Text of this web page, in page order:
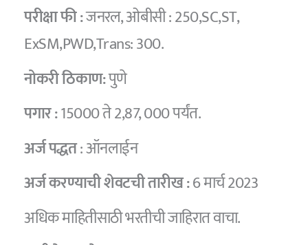
परीक्षा फी :जनरल, ओबीसी : 250,SC,ST,
ExSM,PWD,Trans: 300.
नोकरी ठिकाण:पुणे
पगार :15000 ते 2,87, 000 पर्यंत.
अर्ज पद्धत: ऑनलाईन
अर्ज करण्याची शेवटची तारीख :6 मार्च 2023
अधिक माहितीसाठी भरतीची जाहिरात वाचा.